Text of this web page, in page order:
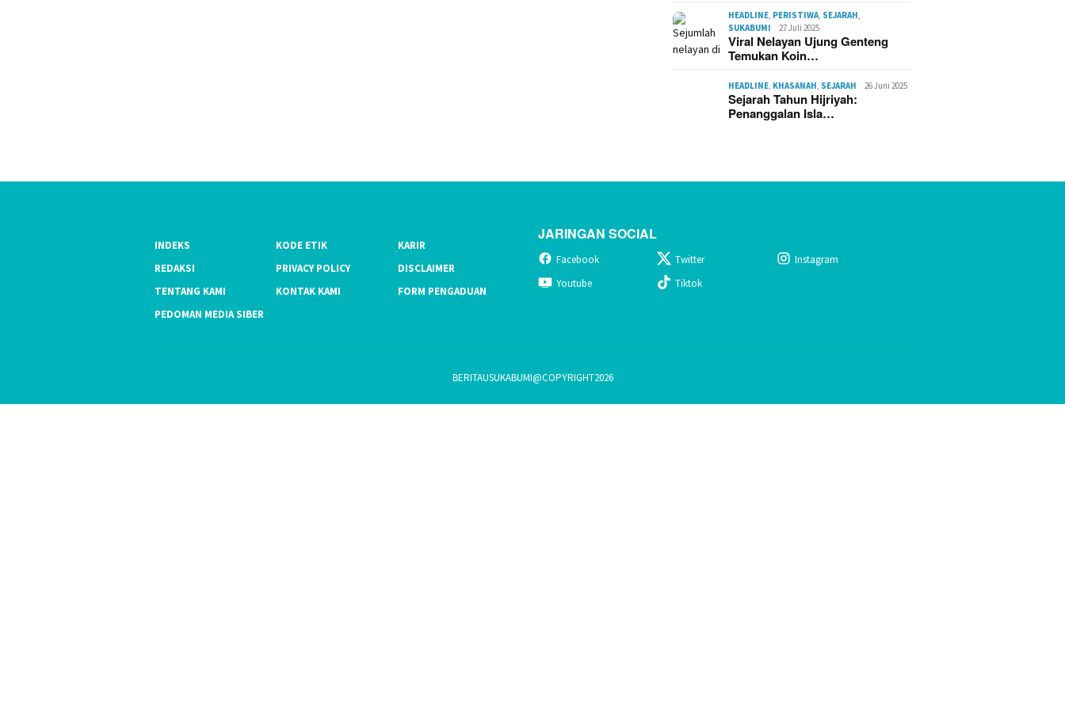
HEADLINE, PERISTIWA, SEJARAH,
SUKABUMI
27 Juli 2025
Viral Nelayan Ujung Genteng
Temukan Koin…
HEADLINE, KHASANAH, SEJARAH 26 Juni 2025
Sejarah Tahun Hijriyah:
Penanggalan Isla…
INDEKS KODE ETIK
KARIR
REDAKSI
PRIVACY POLICY
DISCLAIMER
TENTANG KAMI
KONTAK KAMI
FORM PENGADUAN
PEDOMAN MEDIA SIBER
JARINGAN SOCIAL
Facebook Twitter
Instagram
Youtube
Tiktok
BERITAUSUKABUMI@COPYRIGHT2026